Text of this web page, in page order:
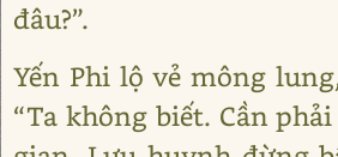
đâu?”.
Yến Phi lộ vẻ mông
“Ta không biết. Cần